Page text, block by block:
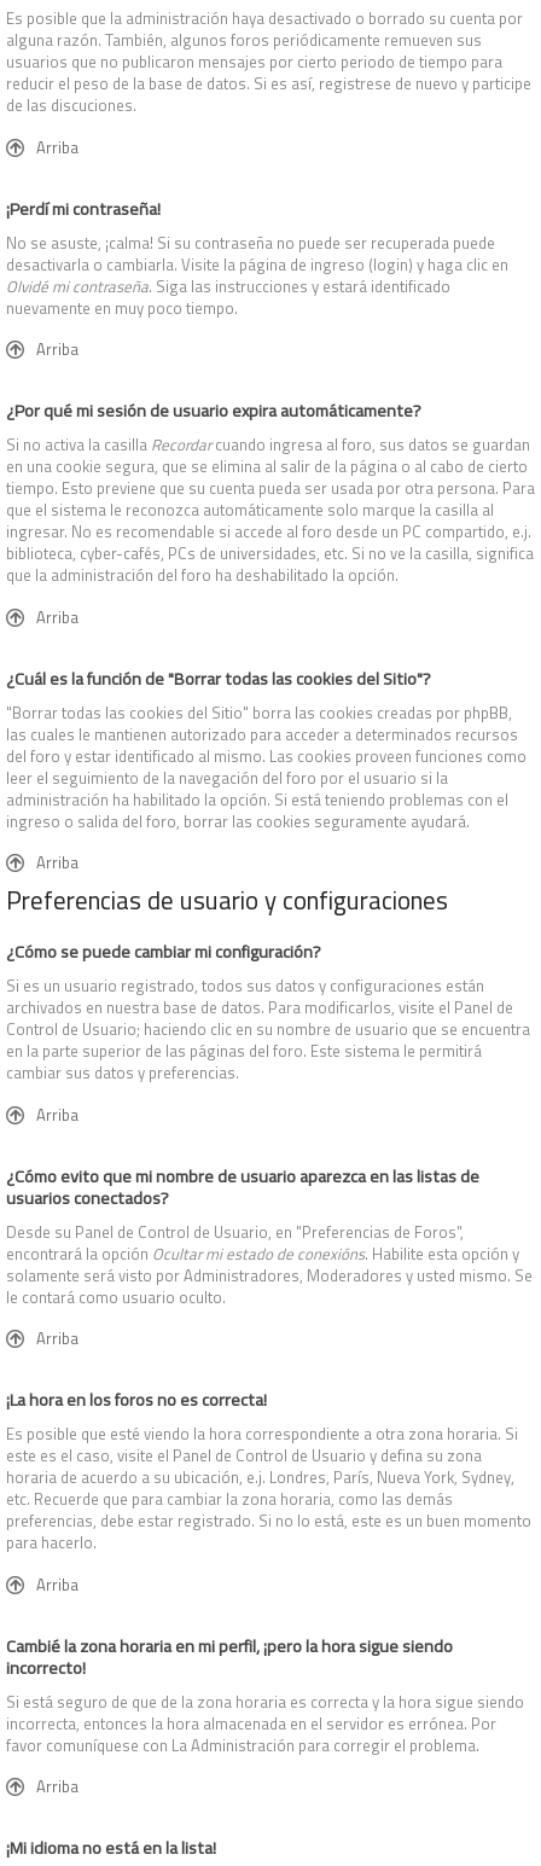
Es posible que la administración haya desactivado o borrado su cuenta por
alguna razón. También, algunos foros periódicamente remueven sus
usuarios que no publicaron mensajes por cierto periodo de tiempo para
reducir el peso de la base de datos. Si es así, registrese de nuevo y participe
de las discuciones.
Arriba
¡Perdí mi contraseña!
No se asuste, ¡calma! Si su contraseña no puede ser recuperada puede
desactivarla o cambiarla. Visite la página de ingreso (login) y haga clic en
Olvidé mi contraseña. Siga las instrucciones y estará identificado
nuevamente en muy poco tiempo.
Arriba
¿Por qué mi sesión de usuario expira automáticamente?
Si no activa la casilla Recordarcuando ingresa al foro, sus datos se guardan
en una cookie segura, que se elimina al salir de la página o al cabo de cierto
tiempo. Esto previene que su cuenta pueda ser usada por otra persona. Para
que el sistema le reconozca automáticamente solo marque la casilla al
ingresar. No es recomendable si accede al foro desde un PC compartido, e.j.
biblioteca, cyber-cafés, PCs de universidades, etc. Si no ve la casilla, significa
que la administración del foro ha deshabilitado la opción.
Arriba
¿Cuál es la función de "Borrar todas las cookies del Sitio"?
"Borrar todas las cookies del Sitio" borra las cookies creadas por phpBB,
las cuales le mantienen autorizado para acceder a determinados recursos
del foro y estar identificado al mismo. Las cookies proveen funciones como
leer el seguimiento de la navegación del foro por el usuario si la
administración ha habilitado la opción. Si está teniendo problemas con el
ingreso o salida del foro, borrar las cookies seguramente ayudará.
Arriba
Preferencias de usuario y configuraciones
¿Cómo se puede cambiar mi configuración?
Si es un usuario registrado, todos sus datos y configuraciones están
archivados en nuestra base de datos. Para modificarlos, visite el Panel de
Control de Usuario; haciendo clic en su nombre de usuario que se encuentra
en la parte superior de las páginas del foro. Este sistema le permitirá
cambiar sus datos y preferencias.
Arriba
¿Cómo evito que mi nombre de usuario aparezca en las listas de
usuarios conectados?
Desde su Panel de Control de Usuario, en "Preferencias de Foros",
encontrará la opción Ocultar mi estado de conexións. Habilite esta opción y
solamente será visto por Administradores, Moderadores y usted mismo. Se
le contará como usuario oculto.
Arriba
¡La hora en los foros no es correcta!
Es posible que esté viendo la hora correspondiente a otra zona horaria. Si
este es el caso, visite el Panel de Control de Usuario y defina su zona
horaria de acuerdo a su ubicación, e.j. Londres, París, Nueva York, Sydney,
etc. Recuerde que para cambiar la zona horaria, como las demás
preferencias, debe estar registrado. Si no lo está, este es un buen momento
para hacerlo.
Arriba
Cambié la zona horaria en mi perfil, ¡pero la hora sigue siendo
incorrecto!
Si está seguro de que de la zona horaria es correcta y la hora sigue siendo
incorrecta, entonces la hora almacenada en el servidor es errónea. Por
favor comuníquese con La Administración para corregir el problema.
Arriba
¡Mi idioma no está en la lista!